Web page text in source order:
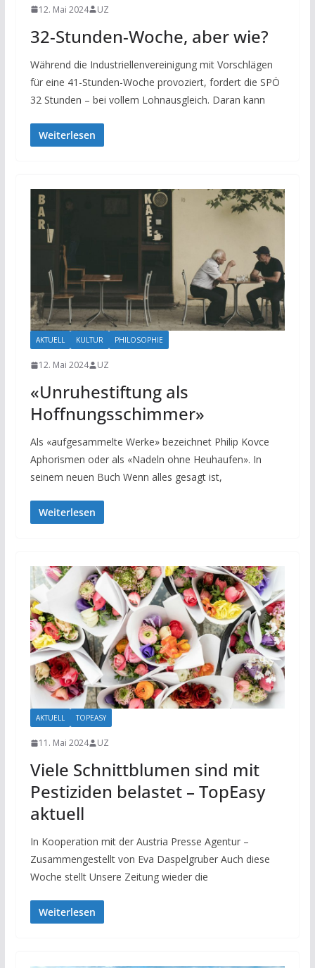
12. Mai 2024 UZ
32-Stunden-Woche, aber wie?
Während die Industriellenvereinigung mit Vorschlägen
für eine 41-Stunden-Woche provoziert, fordert die SPÖ
32 Stunden – bei vollem Lohnausgleich. Daran kann
Weiterlesen
AKTUELL KULTUR PHILOSOPHIE
12. Mai 2024 UZ
«Unruhestiftung als
Hoffnungsschimmer»
Als «aufgesammelte Werke» bezeichnet Philip Kovce
Aphorismen oder als «Nadeln ohne Heuhaufen». In
seinem neuen Buch Wenn alles gesagt ist,
Weiterlesen
AKTUELL TOPEASY
11. Mai 2024 UZ
Viele Schnittblumen sind mit
Pestiziden belastet – TopEasy
aktuell
In Kooperation mit der Austria Presse Agentur –
Zusammengestellt von Eva Daspelgruber Auch diese
Woche stellt Unsere Zeitung wieder die
Weiterlesen